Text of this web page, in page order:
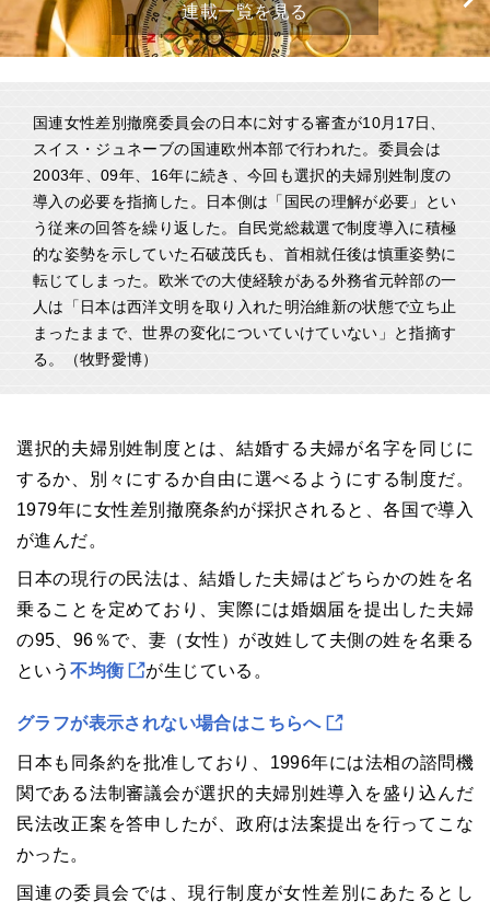
連載一覧を見る
国連女性差別撤廃委員会の日本に対する審査が10月17日、
スイス・ジュネーブの国連欧州本部で行われた。委員会は
2003年、09年、16年に続き、今回も選択的夫婦別姓制度の
導入の必要を指摘した。日本側は「国民の理解が必要」とい
う従来の回答を繰り返した。自民党総裁選で制度導入に積極
的な姿勢を示していた石破茂氏も、首相就任後は慎重姿勢に
転じてしまった。欧米での大使経験がある外務省元幹部の一
人は「日本は西洋文明を取り入れた明治維新の状態で立ち止
まったままで、世界の変化についていけていない」と指摘す
る。（牧野愛博）
選択的夫婦別姓制度とは、結婚する夫婦が名字を同じに
するか、別々にするか自由に選べるようにする制度だ。
1979年に女性差別撤廃条約が採択されると、各国で導入
が進んだ。
日本の現行の民法は、結婚した夫婦はどちらかの姓を名
乗ることを定めており、実際には婚姻届を提出した夫婦
の95、96％で、妻（女性）が改姓して夫側の姓を名乗る
という不均衡 が生じている。
グラフが表示されない場合はこちらへ
日本も同条約を批准しており、1996年には法相の諮問機
関である法制審議会が選択的夫婦別姓導入を盛り込んだ
民法改正案を答申したが、政府は法案提出を行ってこな
かった。
国連の委員会では、現行制度が女性差別にあたるとし